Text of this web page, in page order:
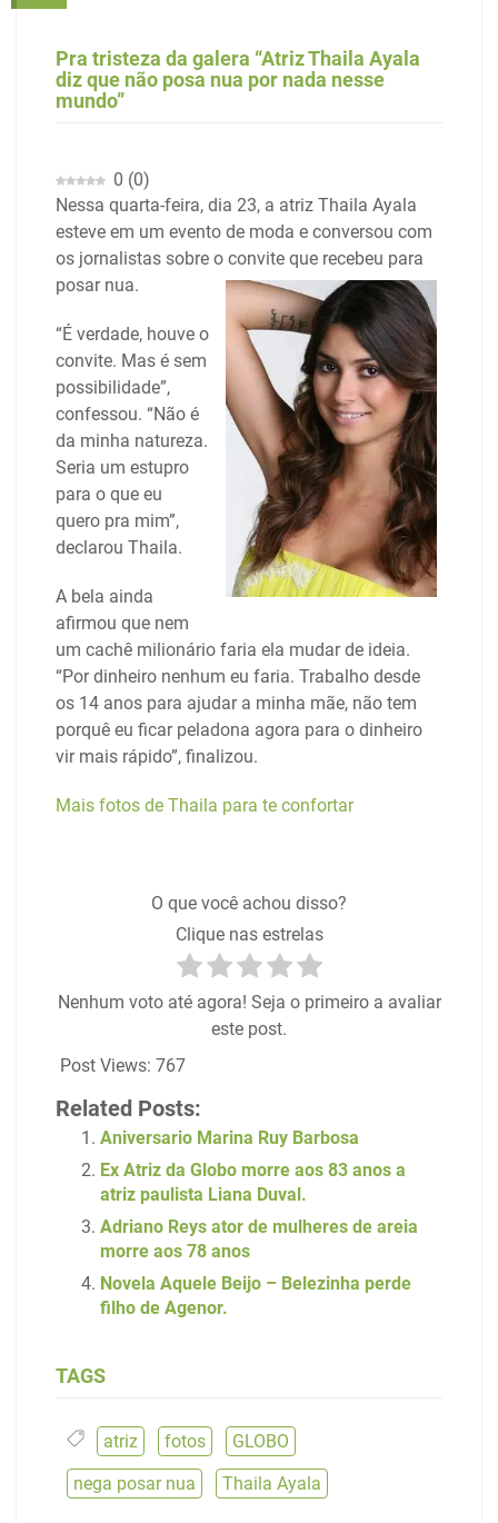
Pra tristeza da galera “Atriz Thaila Ayala
diz que não posa nua por nada nesse
mundo”
0 (0)
Nessa quarta-feira, dia 23, a atriz Thaila Ayala
esteve em um evento de moda e conversou com
os jornalistas sobre o convite que recebeu para
posar nua.
“É verdade, houve o
convite. Mas é sem
possibilidade”,
confessou. “Não é
da minha natureza.
Seria um estupro
para o que eu
quero pra mim”,
declarou Thaila.
A bela ainda
afirmou que nem
um cachê milionário faria ela mudar de ideia.
“Por dinheiro nenhum eu faria. Trabalho desde
os 14 anos para ajudar a minha mãe, não tem
porquê eu ficar peladona agora para o dinheiro
vir mais rápido”, finalizou.
Mais fotos de Thaila para te confortar
O que você achou disso?
Clique nas estrelas
Nenhum voto até agora! Seja o primeiro a avaliar
este post.
Post Views: 767
Related Posts:
Aniversario Marina Ruy Barbosa
Ex Atriz da Globo morre aos 83 anos a
atriz paulista Liana Duval.
Adriano Reys ator de mulheres de areia
morre aos 78 anos
Novela Aquele Beijo – Belezinha perde
filho de Agenor.
TAGS
atriz fotos GLOBO
nega posar nua
Thaila Ayala